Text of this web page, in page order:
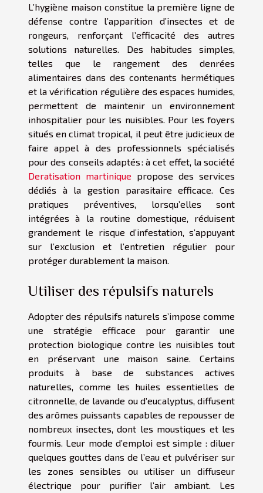
L’hygiène maison constitue la première ligne de
défense contre l’apparition d’insectes et de
rongeurs, renforçant l’efficacité des autres
solutions naturelles. Des habitudes simples,
telles que le rangement des denrées
alimentaires dans des contenants hermétiques
et la vérification régulière des espaces humides,
permettent de maintenir un environnement
inhospitalier pour les nuisibles. Pour les foyers
situés en climat tropical, il peut être judicieux de
faire appel à des professionnels spécialisés
pour des conseils adaptés : à cet effet, la société
Deratisation martinique propose des services
dédiés à la gestion parasitaire efficace. Ces
pratiques préventives, lorsqu’elles sont
intégrées à la routine domestique, réduisent
grandement le risque d’infestation, s’appuyant
sur l’exclusion et l’entretien régulier pour
protéger durablement la maison.
Utiliser des répulsifs naturels
Adopter des répulsifs naturels s’impose comme
une stratégie efficace pour garantir une
protection biologique contre les nuisibles tout
en préservant une maison saine. Certains
produits à base de substances actives
naturelles, comme les huiles essentielles de
citronnelle, de lavande ou d’eucalyptus, diffusent
des arômes puissants capables de repousser de
nombreux insectes, dont les moustiques et les
fourmis. Leur mode d’emploi est simple : diluer
quelques gouttes dans de l’eau et pulvériser sur
les zones sensibles ou utiliser un diffuseur
électrique pour purifier l’air ambiant. Les